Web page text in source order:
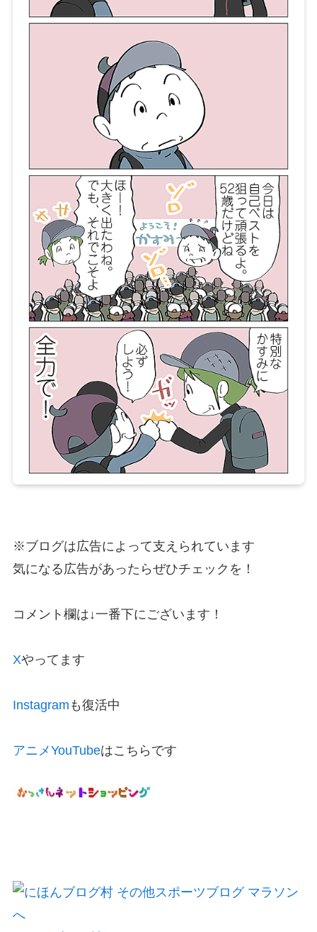
※ブログは広告によって支えられています
気になる広告があったらぜひチェックを！
コメント欄は↓一番下にございます！
Xやってます
Instagram も復活中
アニメYouTubeはこちらです